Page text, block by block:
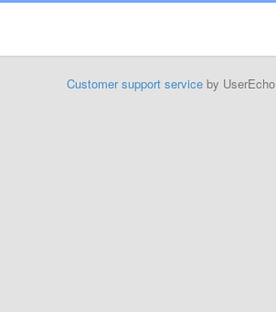
Customer support serviceby UserEcho